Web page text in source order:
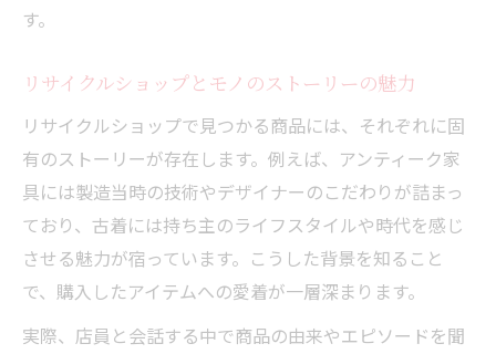
す。
リサイクルショップとモノのストーリーの魅力
リサイクルショップで見つかる商品には、それぞれに固
有のストーリーが存在します。例えば、アンティーク家
具には製造当時の技術やデザイナーのこだわりが詰まっ
ており、古着には持ち主のライフスタイルや時代を感じ
させる魅力が宿っています。こうした背景を知ること
で、購入したアイテムへの愛着が一層深まります。
実際、店員と会話する中で商品の由来やエピソードを聞